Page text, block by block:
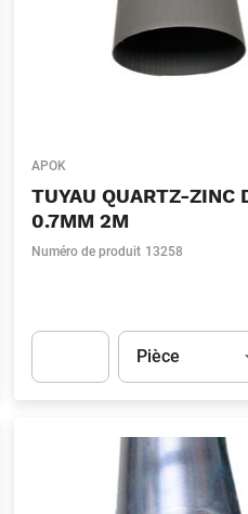
APOK
TUYAU QUARTZ-ZINC
0.7MM 2M
Numéro de produit 13258
Unité
Pièce